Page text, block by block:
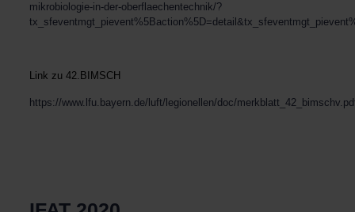
mikrobiologie-in-der-oberflaechentechnik/?
Link zu 42.BIMSCH
https://www.lfu.bayern.de/luft/legionellen/doc/